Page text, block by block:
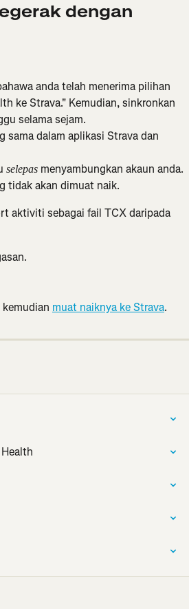
dengan
anda telah menerima pilihan
ke Strava." Kemudian, sinkronkan
selama sejam.
sama dalam aplikasi Strava dan
selepas menyambungkan akaun anda.
tidak akan dimuat naik.
aktiviti sebagai fail TCX daripada
muat naiknya ke Strava.